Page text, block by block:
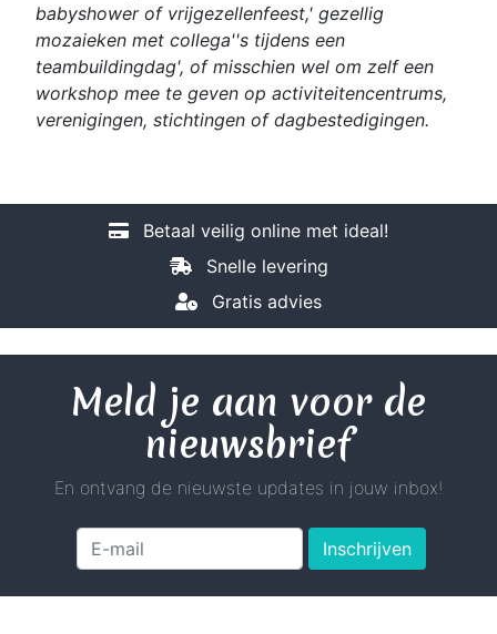
babyshower of vrijgezellenfeest,' gezellig
mozaieken met collega''s tijdens een
teambuildingdag', of misschien wel om zelf een
workshop mee te geven op activiteitencentrums,
verenigingen, stichtingen of dagbestedigingen.
Betaal veilig online met ideal!
Snelle levering
Gratis advies
Meld je aan voor de
nieuwsbrief
En ontvang de nieuwste updates in jouw inbox!
Inschrijven